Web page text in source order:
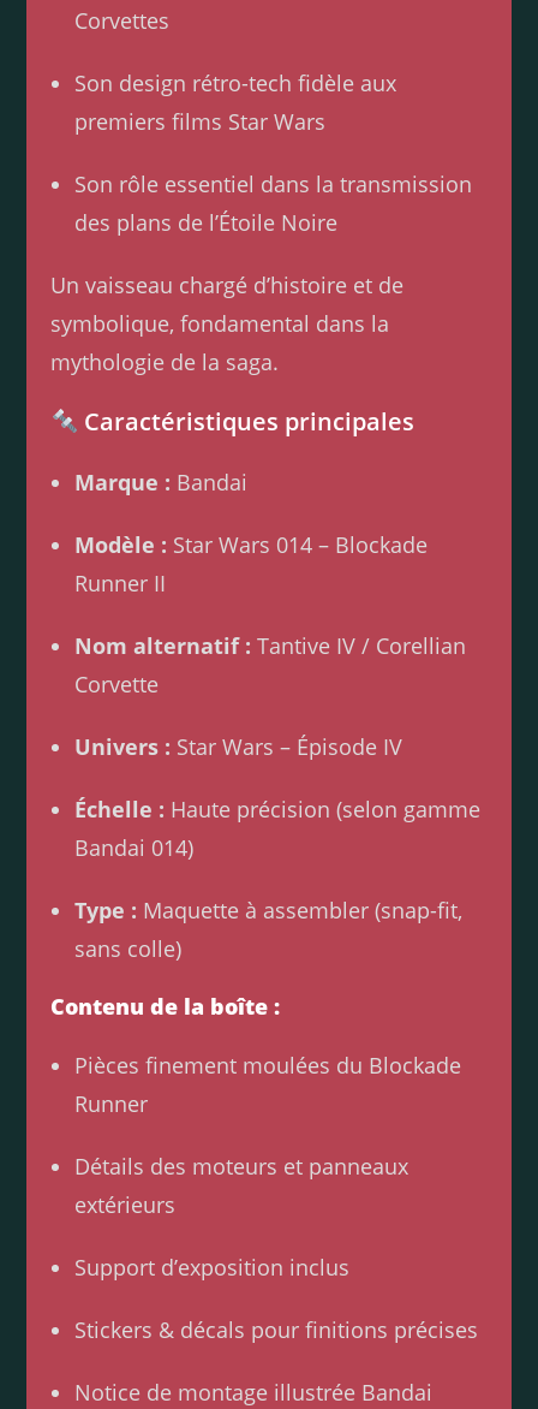
Corvettes
Son design rétro-tech fidèle aux
premiers films Star Wars
Son rôle essentiel dans la transmission
des plans de l’Étoile Noire
Un vaisseau chargé d’histoire et de
symbolique, fondamental dans la
mythologie de la saga.
Caractéristiques principales
Marque : Bandai
Modèle : Star Wars 014 – Blockade
Runner II
Nom alternatif : Tantive IV / Corellian
Corvette
Univers : Star Wars – Épisode IV
Échelle : Haute précision (selon gamme
Bandai 014)
Type : Maquette à assembler (snap-fit,
sans colle)
Contenu de la boîte :
Pièces finement moulées du Blockade
Runner
Détails des moteurs et panneaux
extérieurs
Support d’exposition inclus
Stickers & décals pour finitions précises
Notice de montage illustrée Bandai